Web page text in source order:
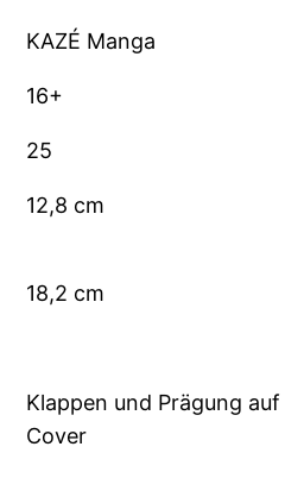
KAZÉ Manga
16+
25
12,8 cm
18,2 cm
Klappen und Prägung auf
Cover